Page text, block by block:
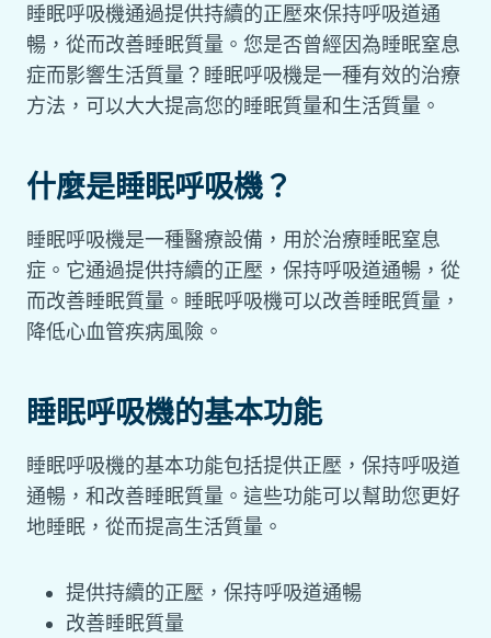
睡眠呼吸機通過提供持續的正壓來保持呼吸道通
暢，從而改善睡眠質量。您是否曾經因為睡眠窒息
症而影響生活質量？睡眠呼吸機是一種有效的治療
方法，可以大大提高您的睡眠質量和生活質量。
什麼是睡眠呼吸機？
睡眠呼吸機是一種醫療設備，用於治療睡眠窒息
症。它通過提供持續的正壓，保持呼吸道通暢，從
而改善睡眠質量。睡眠呼吸機可以改善睡眠質量，
降低心血管疾病風險。
睡眠呼吸機的基本功能
睡眠呼吸機的基本功能包括提供正壓，保持呼吸道
通暢，和改善睡眠質量。這些功能可以幫助您更好
地睡眠，從而提高生活質量。
提供持續的正壓，保持呼吸道通暢
改善睡眠質量